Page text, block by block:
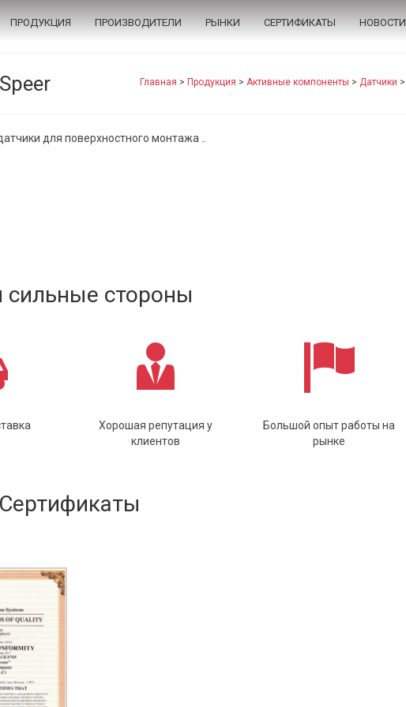
ПРОДУКЦИЯ ПРОИЗВОДИТЕЛИ РЫНКИ СЕРТИФИКАТЫ НОВОСТИ
Главная > Продукция > Активные компоненты > Датчики >
для поверхностного монтажа ..
стороны
Хорошая репутация у
клиентов
Большой опыт работы на
рынке
Сертификаты